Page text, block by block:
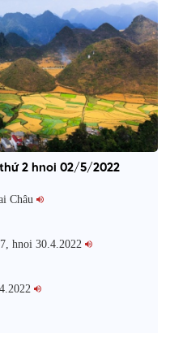
2 hnoi 02/5/2022
Châu
hnoi 30.4.2022